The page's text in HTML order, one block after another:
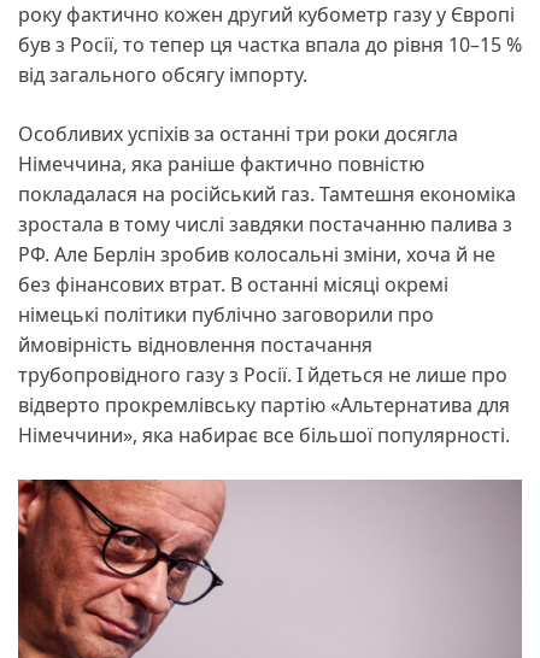
року фактично кожен другий кубометр газу у Європі
був з Росії, то тепер ця частка впала до рівня 10–15 %
від загального обсягу імпорту.
Особливих успіхів за останні три роки досягла
Німеччина, яка раніше фактично повністю
покладалася на російський газ. Тамтешня економіка
зростала в тому числі завдяки постачанню палива з
РФ. Але Берлін зробив колосальні зміни, хоча й не
без фінансових втрат. В останні місяці окремі
німецькі політики публічно заговорили про
ймовірність відновлення постачання
трубопровідного газу з Росії. І йдеться не лише про
відверто прокремлівську партію «Альтернатива для
Німеччини», яка набирає все більшої популярності.